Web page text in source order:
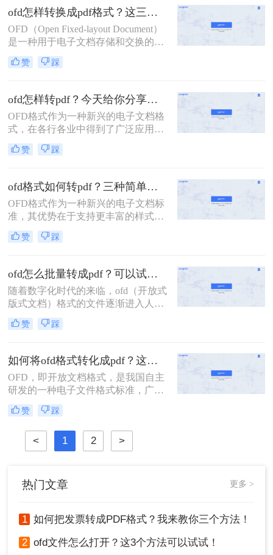
多用户需要将OFD发票转换为PDF格
式以便于查看、存储和分享。那么怎
么把发票OFD转换为PDF呢？本文将
介绍几种将OFD发票转换为PDF的方
法。
ofd怎样转换成pdf格式？这三种方法轻松实现转换！
OFD（Open Fixed-layout Document）
是一种用于电子文档存储和交换的格
式，广泛应用于发票、合同等正式文
件的电子化处理。然而，由于
式的广泛兼容性和稳定性，许多用户
需要将OFD文件转换为PDF格式以便
于查看、分享和存档。那么OFD怎样
转换成PDF格式呢？本文将详细介绍
几种将OFD转换成PDF格式的方法。
赞 踩
ofd怎样转pdf？今天给你分享这三个方法！
OFD格式作为一种新兴的电子文档格
式，在各行各业中得到了广泛应用。
然而，在实际使用中，我们经常遇到
需要将OFD文件转换为PDF格式的情
那么，OFD怎样转PDF呢？本文将为
您介绍三种方法，帮助您轻松实现
OFD文档格式的转换。
赞 踩
ofd格式如何转pdf？三种简单方法教你搞定！
OFD格式作为一种新兴的电子文档标
准，其优势在于支持更丰富的样式、
更复杂的布局和更高的安全性。然
而，由于其适用范围较窄，很多人在
打开或无法编辑的问题。为了解决这
一困扰，我们可以将OFD格式文件转
为广为流行的PDF格式，以便更好地
与他人共享和处理。那么OFD格式如
何转PDF呢？本文将为大家介绍三种
非常简单且高效的方法，让你轻松将
看吧！
赞 踩
ofd怎么批量转成pdf？可以试试这二种方法！
随着数字化时代的来临，ofd（开放式
版式文档）格式的文件逐渐进入人们
的视野。然而，由于ofd格式在某些情
况下的兼容性和查阅便利性不如PDF
格式成为了一个常见的需求。那么ofd
怎么批量转成pdf呢？本文将介绍两种
实用的方法，帮助您轻松实现ofd文件
的批量转换。
赞 踩
如何将ofd格式转化成pdf？这两种方法轻松实现转换！
OFD，即开放文档格式，是我国自主
研发的一种电子文件格式标准，广泛
应用于电子发票、电子公文等领域。
然而，由于PDF格式具有更好的兼容
性和稳定性，很多时候我们需要将
OFD文件转换成PDF格式。那么如何
将ofd格式转化成pdf呢？下面将介绍
法。
赞 踩
< 1 2 >
热门文章 更多 >
1 如何把发票转成PDF格式？我来教你三个方法！
2 ofd文件怎么打开？这3个方法可以试试！